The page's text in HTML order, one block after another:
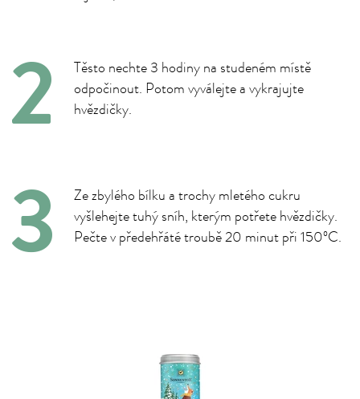
Těsto nechte 3 hodiny na studeném místě
odpočinout. Potom vyválejte a vykrajujte
hvězdičky.
Ze zbylého bílku a trochy mletého cukru
vyšlehejte tuhý sníh, kterým potřete hvězdičky.
Pečte v předehřáté troubě 20 minut při 150ºC.